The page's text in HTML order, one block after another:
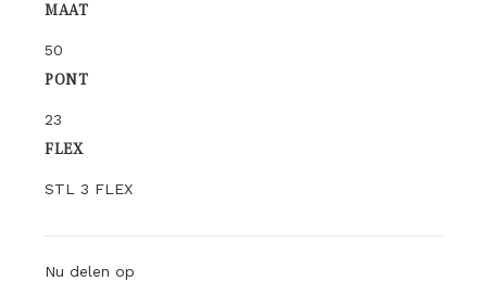
MAAT
50
PONT
23
FLEX
STL 3 FLEX
Nu delen op